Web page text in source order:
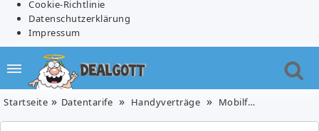
Cookie-Richtlinie
Datenschutzerklärung
Impressum
Startseite Datentarife Handyverträge Mobilfunk